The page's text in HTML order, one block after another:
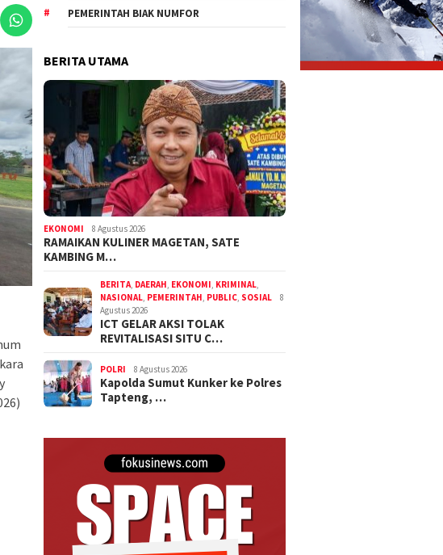
PEMERINTAH BIAK NUMFOR
BERITA UTAMA
EKONOMI 8 Agustus 2026
RAMAIKAN KULINER MAGETAN, SATE
KAMBING M…
BERITA, DAERAH, EKONOMI, KRIMINAL,
NASIONAL, PEMERINTAH, PUBLIC, SOSIAL
8
Agustus 2026
ICT GELAR AKSI TOLAK
REVITALISASI SITU C…
POLRI 8 Agustus 2026
Kapolda Sumut Kunker ke Polres
Tapteng, …